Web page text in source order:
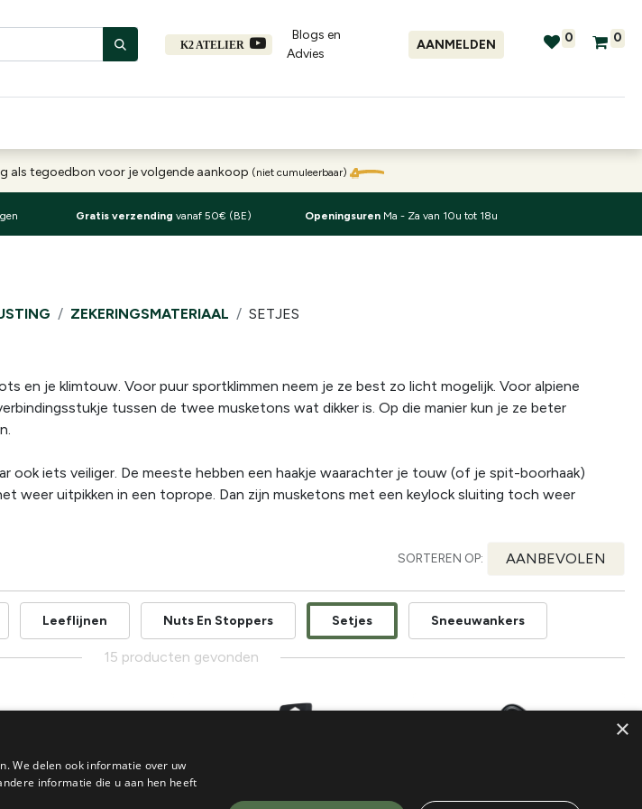
K2 ATELIER
Blogs en
Advies​
AANMELDEN 0 0
als tegoedbon voor je volgende aankoop (niet cumuleerbaar)
Gratis verzending vanaf 50€ (BE) Openingsuren Ma - Za van 10u tot 18u
ZEKERINGSMATERIAAL SETJES
en je klimtouw. Voor puur sportklimmen neem je ze best zo licht mogelijk. Voor alpiene
tussen de twee musketons wat dikker is. Op die manier kun je ze beter
ook iets veiliger. De meeste hebben een haakje waarachter je touw (of je spit-boorhaak)
weer uitpikken in een toprope. Dan zijn musketons met een keylock sluiting toch weer
SORTEREN OP: AANBEVOLEN
Leeflijnen Nuts En Stoppers Setjes Sneeuwankers
15 producten gevonden
×
We delen ook informatie over uw
informatie die u aan hen heeft